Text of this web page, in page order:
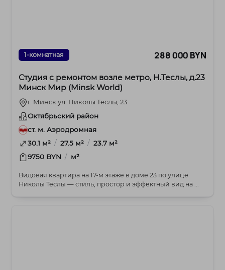
1-комнатная 288 000 BYN
Студия с ремонтом возле метро, Н.Теслы, д.23
Минск Мир (Minsk World)
г. Минск ул. Николы Теслы, 23
Октябрьский район
ст. м. Аэродромная
30.1 м² / 27.5 м² / 23.7 м²
9750 BYN / м²
Видовая квартира на 17‑м этаже в доме 23 по улице
Николы Теслы — стиль, простор и эффектный вид на ...